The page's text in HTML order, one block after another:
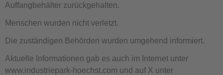
Auffangbehälter zurückgehalten.
Menschen wurden nicht verletzt.
Die zuständigen Behörden wurden umgehend informiert.
Aktuelle Informationen gab es auch im Internet unter
www.industriepark-hoechst.com und auf X unter